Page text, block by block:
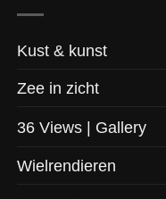
Kust & kunst
Zee in zicht
36 Views | Gallery
Wielrendieren